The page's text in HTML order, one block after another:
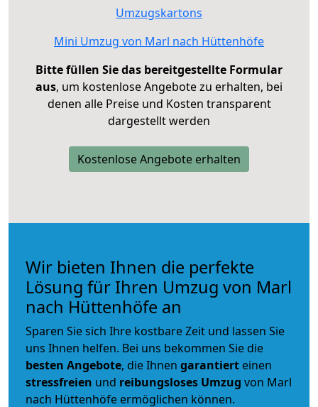
Umzugskartons
Mini Umzug von Marl nach Hüttenhöfe
Bitte füllen Sie das bereitgestellte Formular
aus, um kostenlose Angebote zu erhalten, bei
denen alle Preise und Kosten transparent
dargestellt werden
Kostenlose Angebote erhalten
Wir bieten Ihnen die perfekte
Lösung für Ihren Umzug von Marl
nach Hüttenhöfe an
Sparen Sie sich Ihre kostbare Zeit und lassen Sie
uns Ihnen helfen. Bei uns bekommen Sie die
besten Angebote, die Ihnen garantiert einen
stressfreien und reibungsloses Umzug von Marl
nach Hüttenhöfe ermöglichen können.